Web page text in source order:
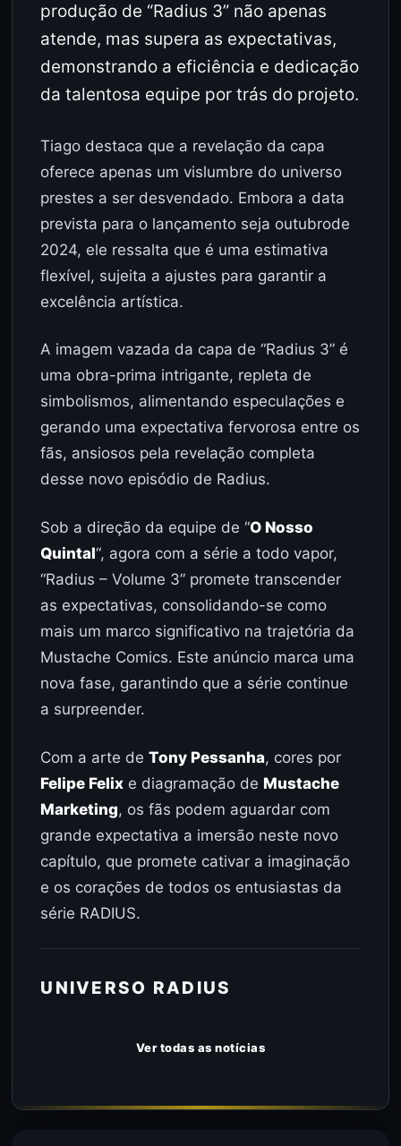
produção de “Radius 3” não apenas
atende, mas supera as expectativas,
demonstrando a eficiência e dedicação
da talentosa equipe por trás do projeto.
Tiago destaca que a revelação da capa
oferece apenas um vislumbre do universo
prestes a ser desvendado. Embora a data
prevista para o lançamento seja outubrode
2024, ele ressalta que é uma estimativa
flexível, sujeita a ajustes para garantir a
excelência artística.
A imagem vazada da capa de “Radius 3” é
uma obra-prima intrigante, repleta de
simbolismos, alimentando especulações e
gerando uma expectativa fervorosa entre os
fãs, ansiosos pela revelação completa
desse novo episódio de Radius.
Sob a direção da equipe de “O Nosso
Quintal“, agora com a série a todo vapor,
“Radius – Volume 3” promete transcender
as expectativas, consolidando-se como
mais um marco significativo na trajetória da
Mustache Comics. Este anúncio marca uma
nova fase, garantindo que a série continue
a surpreender.
Com a arte deTony Pessanha, cores por
Felipe Felix e diagramação de Mustache
Marketing, os fãs podem aguardar com
grande expectativa a imersão neste novo
capítulo, que promete cativar a imaginação
e os corações de todos os entusiastas da
série RADIUS.
UNIVERSO RADIUS
Ver todas as notícias